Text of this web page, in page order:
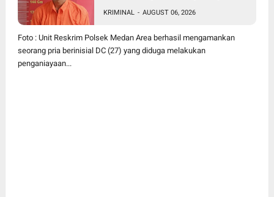
Denai, Korban Alami Luka
Memar
KRIMINAL - AUGUST 06, 2026
Foto : Unit Reskrim Polsek Medan Area berhasil mengamankan
seorang pria berinisial DC (27) yang diduga melakukan
penganiayaan...